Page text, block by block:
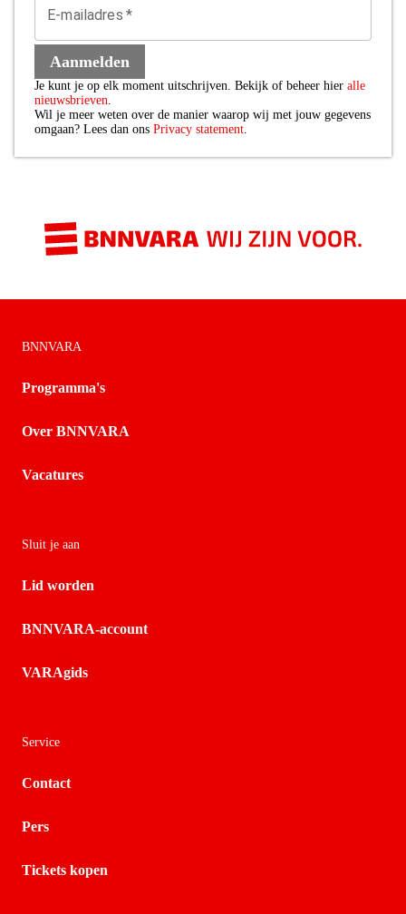
E-mailadres *
Aanmelden
Je kunt je op elk moment uitschrijven. Bekijk of beheer hier alle
nieuwsbrieven.
Wil je meer weten over de manier waarop wij met jouw gegevens
omgaan? Lees dan ons Privacy statement.
BNNVARA
Programma's
Over BNNVARA
Vacatures
Sluit je aan
Lid worden
BNNVARA-account
VARAgids
Service
Contact
Pers
Tickets kopen